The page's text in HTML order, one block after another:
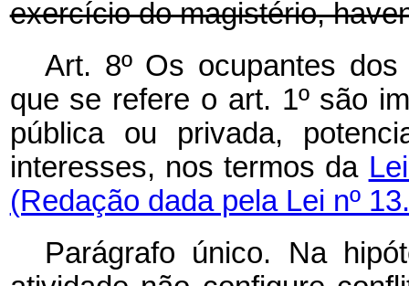
exercício do magistério,
Art. 8º Os ocupantes
que se refere o art. 1º são
pública ou privada,
interesses, nos termos da
(Redação dada pela Lei nº
Parágrafo único. Na